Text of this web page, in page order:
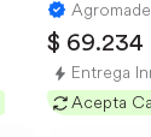
Agromade
$ 69.234
Entrega
Acepta